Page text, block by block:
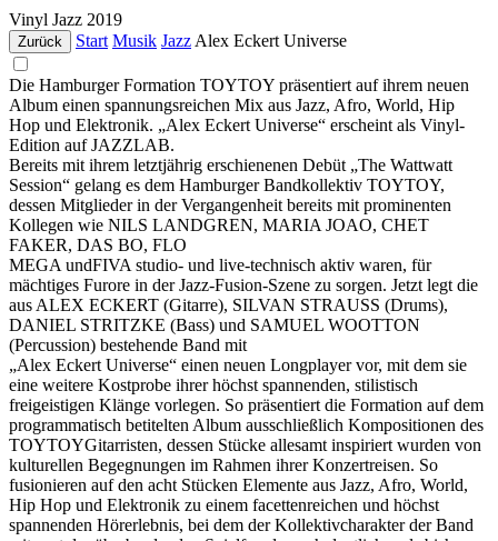
Vinyl Jazz 2019
Zurück Start Musik Jazz Alex Eckert Universe
Die Hamburger Formation TOYTOY präsentiert auf ihrem neuen
Album einen spannungsreichen Mix aus Jazz, Afro, World, Hip
Hop und Elektronik. „Alex Eckert Universe“ erscheint als Vinyl-
Edition auf JAZZLAB.
Bereits mit ihrem letztjährig erschienenen Debüt „The Wattwatt
Session“ gelang es dem Hamburger Bandkollektiv TOYTOY,
dessen Mitglieder in der Vergangenheit bereits mit prominenten
Kollegen wie NILS LANDGREN, MARIA JOAO, CHET
FAKER, DAS BO, FLO
MEGA undFIVA studio- und live-technisch aktiv waren, für
mächtiges Furore in der Jazz-Fusion-Szene zu sorgen. Jetzt legt die
aus ALEX ECKERT (Gitarre), SILVAN STRAUSS (Drums),
DANIEL STRITZKE (Bass) und SAMUEL WOOTTON
(Percussion) bestehende Band mit
„Alex Eckert Universe“ einen neuen Longplayer vor, mit dem sie
eine weitere Kostprobe ihrer höchst spannenden, stilistisch
freigeistigen Klänge vorlegen. So präsentiert die Formation auf dem
programmatisch betitelten Album ausschließlich Kompositionen des
TOYTOYGitarristen, dessen Stücke allesamt inspiriert wurden von
kulturellen Begegnungen im Rahmen ihrer Konzertreisen. So
fusionieren auf den acht Stücken Elemente aus Jazz, Afro, World,
Hip Hop und Elektronik zu einem facettenreichen und höchst
spannenden Hörerlebnis, bei dem der Kollektivcharakter der Band